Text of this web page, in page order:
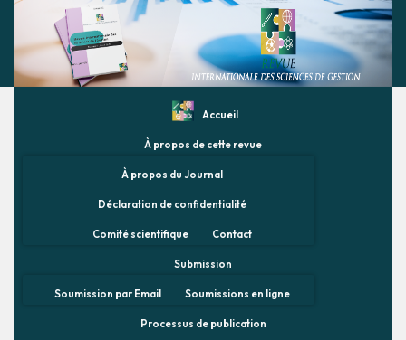
Accueil
À propos de cette revue
À propos du Journal
Déclaration de confidentialité
Comité scientifique Contact
Submission
Soumission par Email Soumissions en ligne
Processus de publication